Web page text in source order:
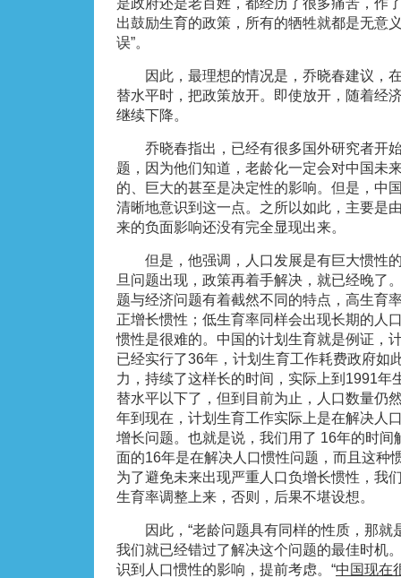
是政府还是老百姓，都经历了很多痛苦，作
出鼓励生育的政策，所有的牺牲就都是无意
误”。
因此，最理想的情况是，乔晓春建议，
替水平时，把政策放开。即使放开，随着经
继续下降。
乔晓春指出，已经有很多国外研究者开
题，因为他们知道，老龄化一定会对中国未
的、巨大的甚至是决定性的影响。但是，中
清晰地意识到这一点。之所以如此，主要是
来的负面影响还没有完全显现出来。
但是，他强调，人口发展是有巨大惯性的
旦问题出现，政策再着手解决，就已经晚了
题与经济问题有着截然不同的特点，高生育
正增长惯性；低生育率同样会出现长期的人
惯性是很难的。中国的计划生育就是例证，
已经实行了36年，计划生育工作耗费政府如
力，持续了这样长的时间，实际上到1991年
替水平以下了，但到目前为止，人口数量仍
年到现在，计划生育工作实际上是在解决人
增长问题。也就是说，我们用了 16年的时间
面的16年是在解决人口惯性问题，而且这种
为了避免未来出现严重人口负增长惯性，我
生育率调整上来，否则，后果不堪设想。
因此，“老龄问题具有同样的性质，那就
我们就已经错过了解决这个问题的最佳时机
识到人口惯性的影响，提前考虑。“中国现在